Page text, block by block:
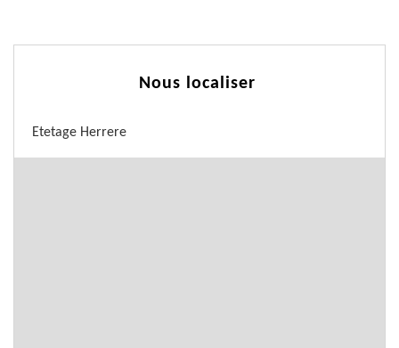
Nous localiser
Etetage Herrere